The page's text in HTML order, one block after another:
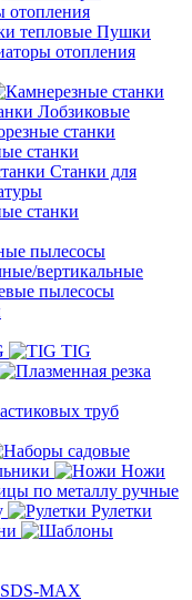
отопления
Пушки
отопления
Лобзиковые
станки
станки
Станки для
станки
пылесосы
вертикальные
пылесосы
TIG
труб
Ножи
по металлу ручные
Рулетки
SDS-MAX